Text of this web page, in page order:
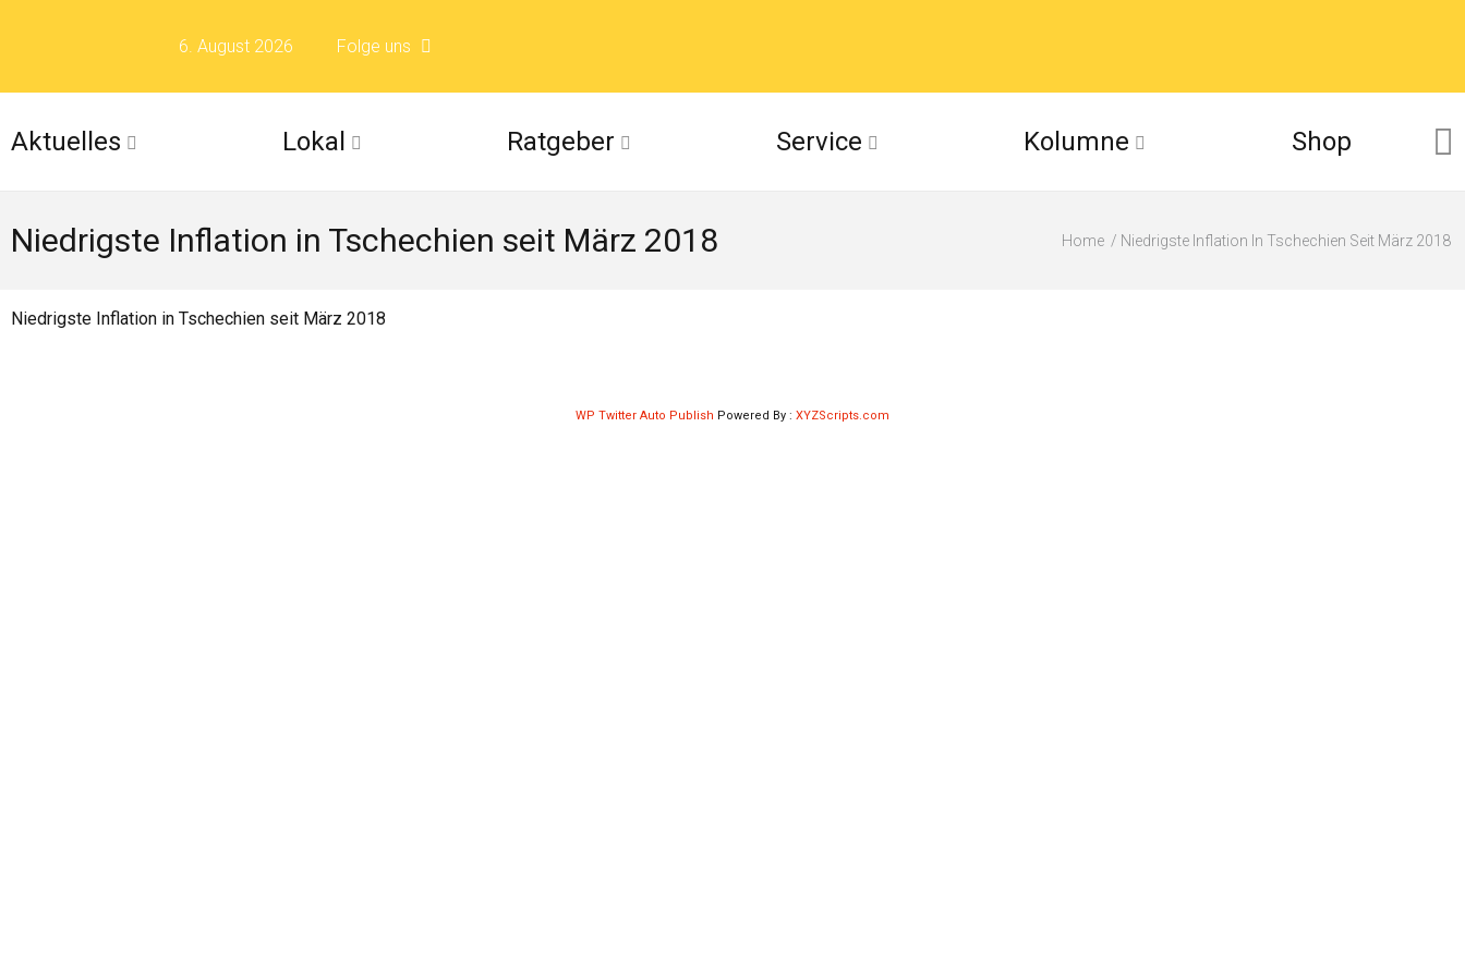
6. August 2026 Folge uns
Folge uns auf Flickr
Aktuelles Lokal Ratgeber Service Kolumne Shop
Niedrigste Inflation in Tschechien seit März 2018 Home Niedrigste Inflation In Tschechien Seit März 2018
Niedrigste Inflation in Tschechien seit März 2018
WP Twitter Auto Publish Powered By : XYZScripts.com